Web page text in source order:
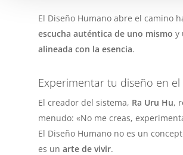
El Diseño Humano abre el camino
escucha auténtica de uno mismo y
alineada con la esencia.
Experimentar tu diseño en el
El creador del sistema, Ra Uru Hu,
menudo: «No me creas,
El Diseño Humano no es un
es un arte de vivir.